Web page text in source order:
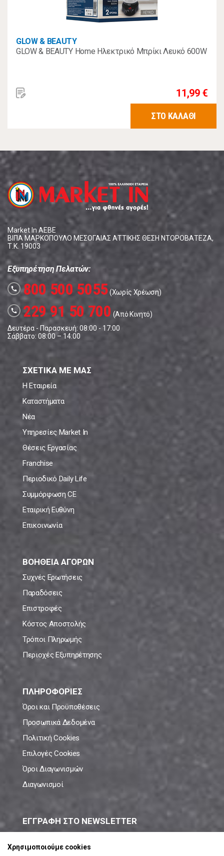
GLOW & BEAUTY
GLOW & BEAUTY Home Ηλεκτρικό Μπρίκι Λευκό 600W
11,99 €
ΣΤΟ ΚΑΛΑΘΙ
Market In ΑΕΒΕ
ΒΙΠΑ ΜΑΡΚΟΠΟΥΛΟ ΜΕΣΟΓΑΙΑΣ ΑΤΤΙΚΗΣ ΘΕΣΗ ΝΤΟΡΟΒΑΤΕΖΑ,
Τ.Κ. 19003
Εξυπηρέτηση Πελατών:
call 800 500 5055(Χωρίς Χρέωση)
call 229 91 50 700 (Από Κινητό)
Δευτέρα - Παρασκευή: 08:00 - 17:00
Σάββατο: 08:00 – 14:00
ΣΧΕΤΙΚΑ ΜΕ ΜΑΣ
Η Εταιρεία
Καταστήματα
Νέα
Υπηρεσίες Market In
Θέσεις Εργασίας
Franchise
Περιοδικό Daily Life
Συμμόρφωση CE
Εταιρική Ευθύνη
Επικοινωνία
ΒΟΗΘΕΙΑ ΑΓΟΡΩΝ
Συχνές Ερωτήσεις
Παραδόσεις
Επιστροφές
Κόστος Αποστολής
Τρόποι Πληρωμής
Περιοχές Εξυπηρέτησης
ΠΛΗΡΟΦΟΡΙΕΣ
Όροι και Προϋποθέσεις
Προσωπικά Δεδομένα
Πολιτική Cookies
Επιλογές Cookies
Όροι Διαγωνισμών
Διαγωνισμοί
ΕΓΓΡΑΦΗ ΣΤΟ NEWSLETTER
Χρησιμοποιούμε cookies